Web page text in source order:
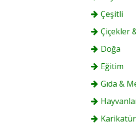
Çeşitli
Çiçekler
Doğa
Eğitim
Gıda &